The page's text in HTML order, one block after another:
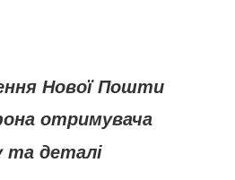
Нової Пошти
отримувача
та деталі